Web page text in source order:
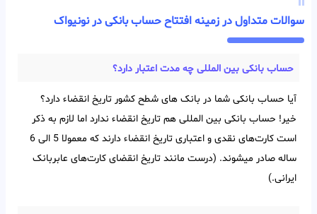
سوالات متداول در زمینه افتتاح حساب بانکی در نونیواک
حساب بانکی بین‌ المللی چه مدت اعتبار دارد؟
آیا حساب بانکی شما در بانک های شطح کشور تاریخ انقضاء دارد؟
خیر! حساب بانکی بین‌ المللی هم تاریخ انقضاء ندارد اما لازم به ذکر
است کارت‌های نقدی و اعتباری تاریخ انقضاء دارند که معمولا 5 الی 6
ساله صادر میشوند. (درست مانند تاریخ انقضای کارت‌های عابربانک
ایرانی.)